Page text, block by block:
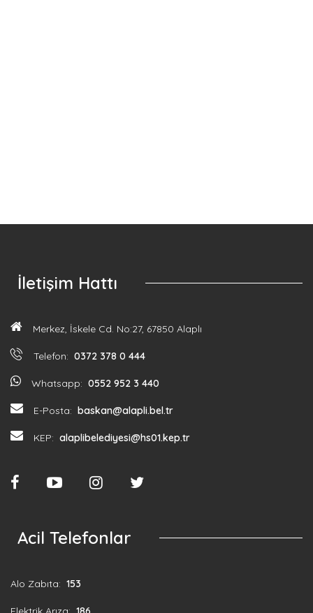
İletişim Hattı
Merkez, İskele Cd. No:27, 67850 Alaplı
Telefon: 0372 378 0 444
Whatsapp: 0552 952 3 440
E-Posta: baskan@alapli.bel.tr
KEP: alaplibelediyesi@hs01.kep.tr
Acil Telefonlar
Alo Zabıta: 153